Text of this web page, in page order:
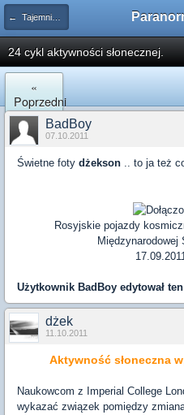
← Tajemnice Kosmosu
24 cykl aktywności słonecznej.
«
Poprzedni
BadBoy
07.10.2011
Świetne foty dżekson .. to ja też
Rosyjskie pojazdy
Użytkownik BadBoy edytował
dżek
11.10.2011
Aktywność słoneczna
Naukowcom z Imperial College
wykazać związek pomiędzy